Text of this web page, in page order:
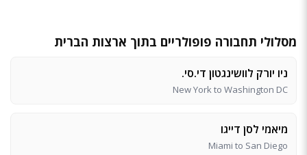
מסלולי תחבורה פופולריים בתוך ארצות הברית
ניו יורק לוושינגטון די.סי.
New York to Washington DC
מיאמי לסן דייגו
Miami to San Diego